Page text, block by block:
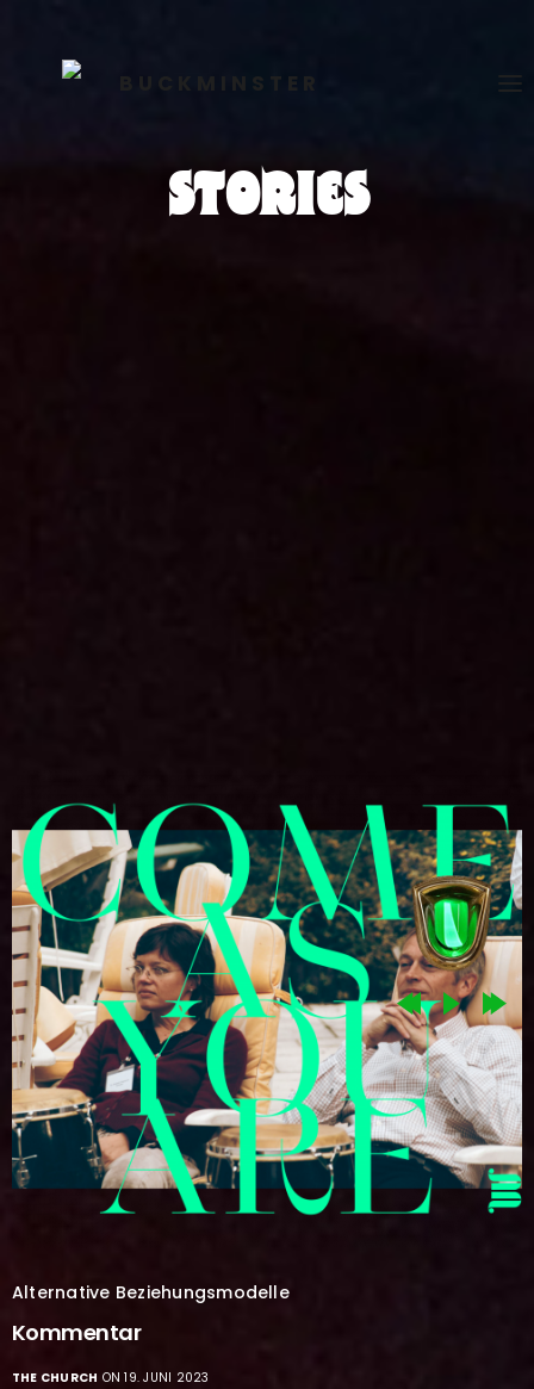
STORIES
Alternative Beziehungsmodelle
Kommentar
THE CHURCH ON 19. JUNI 2023